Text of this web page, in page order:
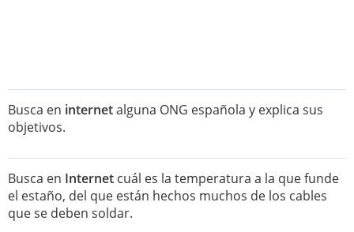
Busca en internetalguna ONG española y explica sus
objetivos.
Busca en Internet cuál es la temperatura a la que funde
el estaño, del que están hechos muchos de los cables
que se deben soldar.